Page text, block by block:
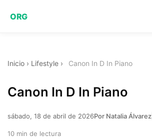
ORG
Inicio › Lifestyle › Canon In D In Piano
Canon In D In Piano
sábado, 18 de abril de 2026Por Natalia Álvarez
10 min de lectura